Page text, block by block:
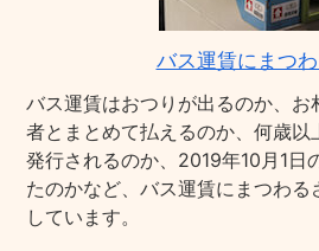
バス運賃にまつ
バス運賃はおつりが出るのか、お
者とまとめて払えるのか、何歳以
発行されるのか、2019年10月1日
たのかなど、バス運賃にまつわ
しています。